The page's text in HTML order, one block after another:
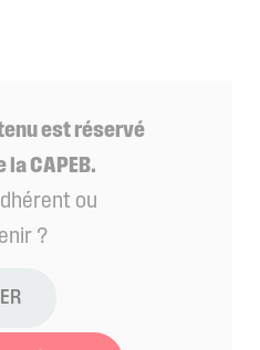
est réservé
CAPEB.
ou
?